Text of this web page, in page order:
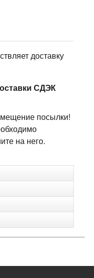
доставку
СДЭК
посылки!
на него.